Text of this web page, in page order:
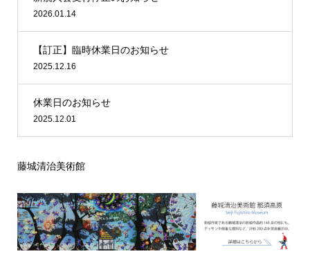
2026.01.14
【訂正】臨時休業日のお知らせ
2025.12.16
休業日のお知らせ
2025.12.01
藤城清治美術館